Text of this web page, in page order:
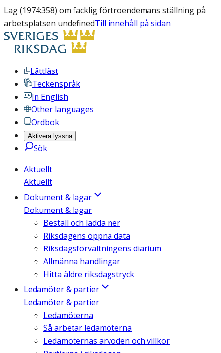
Lag (1974:358) om facklig förtroendemans ställning på
arbetsplatsen undefinedTill innehåll på sidan
Lättläst
Teckenspråk
In English
Other languages
Ordbok
Aktivera lyssna
Sök
Aktuellt
Aktuellt
Dokument & lagar
Dokument & lagar
Beställ och ladda ner
Riksdagens öppna data
Riksdagsförvaltningens diarium
Allmänna handlingar
Hitta äldre riksdagstryck
Ledamöter & partier
Ledamöter & partier
Ledamöterna
Så arbetar ledamöterna
Ledamöternas arvoden och villkor